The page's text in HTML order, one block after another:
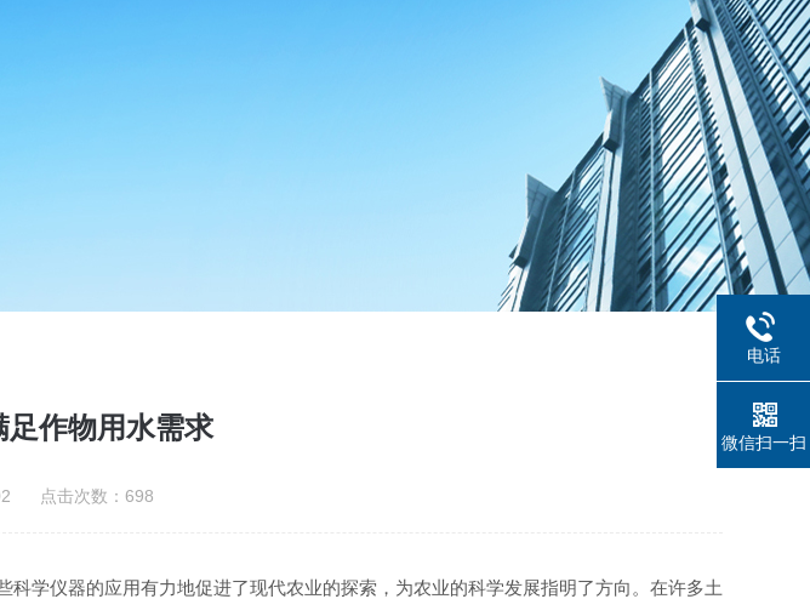
作物用水需求
点击次数：698
仪器的应用有力地促进了现代农业的探索，为农业的科学发展指明了方向。在许多土
电话
微信扫一扫